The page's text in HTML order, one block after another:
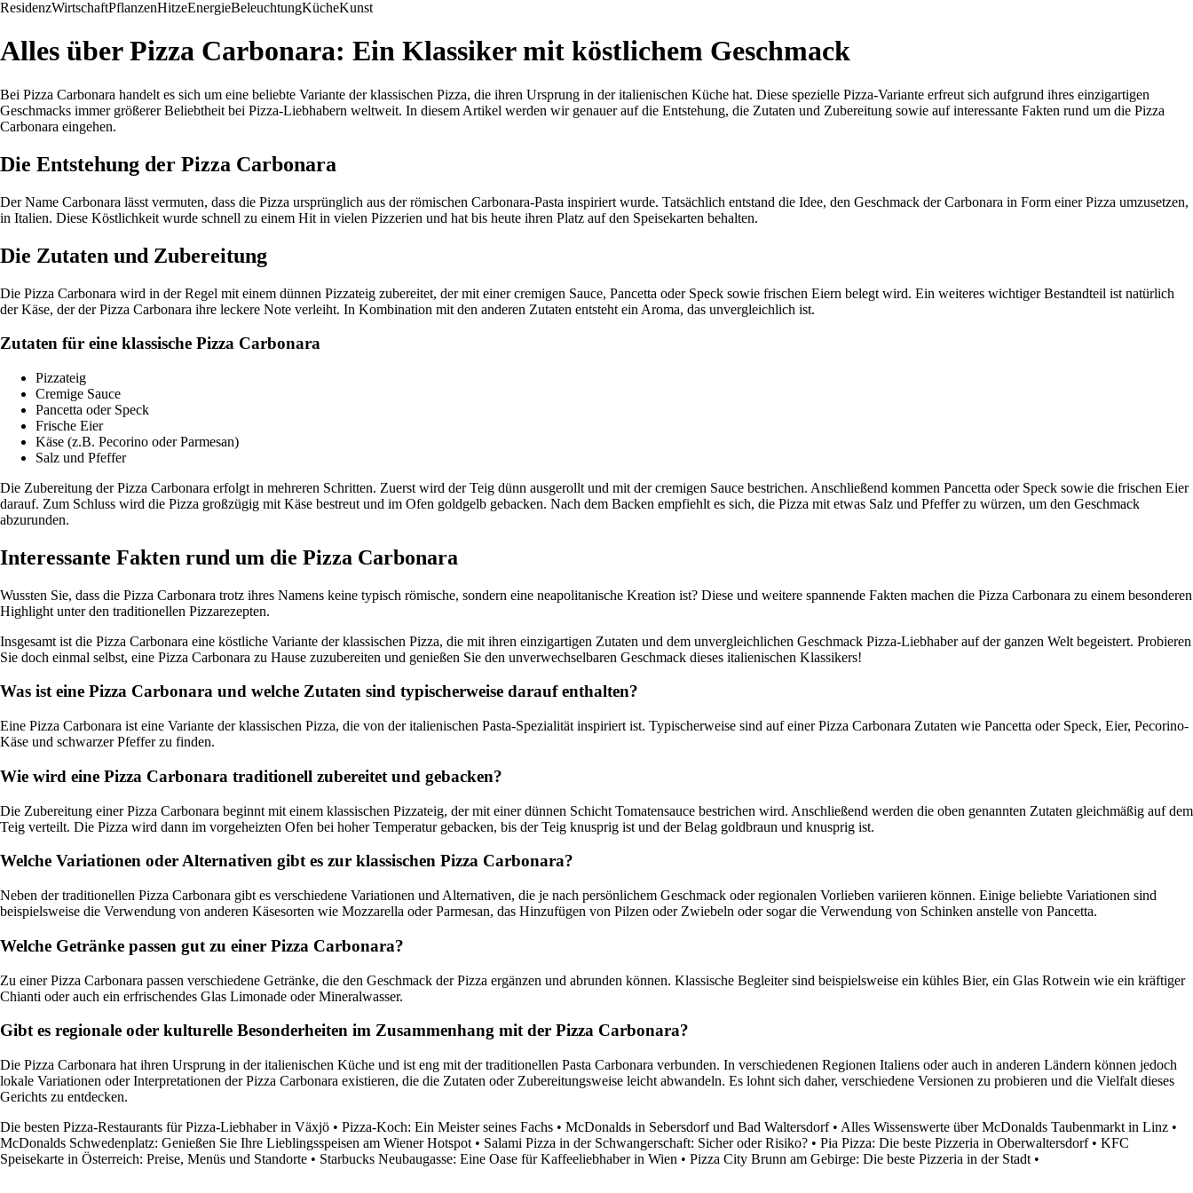
ResidenzWirtschaftPflanzenHitzeEnergieBeleuchtungKücheKunst
Alles über Pizza Carbonara: Ein Klassiker mit köstlichem Geschmack
Bei Pizza Carbonara handelt es sich um eine beliebte Variante der klassischen Pizza, die ihren Ursprung in der italienischen Küche hat. Diese spezielle Pizza-Variante erfreut sich aufgrund ihres einzigartigen
Geschmacks immer größerer Beliebtheit bei Pizza-Liebhabern weltweit. In diesem Artikel werden wir genauer auf die Entstehung, die Zutaten und Zubereitung sowie auf interessante Fakten rund um die Pizza
Carbonara eingehen.
Die Entstehung der Pizza Carbonara
Der Name Carbonara lässt vermuten, dass die Pizza ursprünglich aus der römischen Carbonara-Pasta inspiriert wurde. Tatsächlich entstand die Idee, den Geschmack der Carbonara in Form einer Pizza umzusetzen,
in Italien. Diese Köstlichkeit wurde schnell zu einem Hit in vielen Pizzerien und hat bis heute ihren Platz auf den Speisekarten behalten.
Die Zutaten und Zubereitung
Die Pizza Carbonara wird in der Regel mit einem dünnen Pizzateig zubereitet, der mit einer cremigen Sauce, Pancetta oder Speck sowie frischen Eiern belegt wird. Ein weiteres wichtiger Bestandteil ist natürlich
der Käse, der der Pizza Carbonara ihre leckere Note verleiht. In Kombination mit den anderen Zutaten entsteht ein Aroma, das unvergleichlich ist.
Zutaten für eine klassische Pizza Carbonara
Pizzateig
Cremige Sauce
Pancetta oder Speck
Frische Eier
Käse (z.B. Pecorino oder Parmesan)
Salz und Pfeffer
Die Zubereitung der Pizza Carbonara erfolgt in mehreren Schritten. Zuerst wird der Teig dünn ausgerollt und mit der cremigen Sauce bestrichen. Anschließend kommen Pancetta oder Speck sowie die frischen Eier
darauf. Zum Schluss wird die Pizza großzügig mit Käse bestreut und im Ofen goldgelb gebacken. Nach dem Backen empfiehlt es sich, die Pizza mit etwas Salz und Pfeffer zu würzen, um den Geschmack
abzurunden.
Interessante Fakten rund um die Pizza Carbonara
Wussten Sie, dass die Pizza Carbonara trotz ihres Namens keine typisch römische, sondern eine neapolitanische Kreation ist? Diese und weitere spannende Fakten machen die Pizza Carbonara zu einem besonderen
Highlight unter den traditionellen Pizzarezepten.
Insgesamt ist die Pizza Carbonara eine köstliche Variante der klassischen Pizza, die mit ihren einzigartigen Zutaten und dem unvergleichlichen Geschmack Pizza-Liebhaber auf der ganzen Welt begeistert. Probieren
Sie doch einmal selbst, eine Pizza Carbonara zu Hause zuzubereiten und genießen Sie den unverwechselbaren Geschmack dieses italienischen Klassikers!
Was ist eine Pizza Carbonara und welche Zutaten sind typischerweise darauf enthalten?
Eine Pizza Carbonara ist eine Variante der klassischen Pizza, die von der italienischen Pasta-Spezialität inspiriert ist. Typischerweise sind auf einer Pizza Carbonara Zutaten wie Pancetta oder Speck, Eier, Pecorino-
Käse und schwarzer Pfeffer zu finden.
Wie wird eine Pizza Carbonara traditionell zubereitet und gebacken?
Die Zubereitung einer Pizza Carbonara beginnt mit einem klassischen Pizzateig, der mit einer dünnen Schicht Tomatensauce bestrichen wird. Anschließend werden die oben genannten Zutaten gleichmäßig auf dem
Teig verteilt. Die Pizza wird dann im vorgeheizten Ofen bei hoher Temperatur gebacken, bis der Teig knusprig ist und der Belag goldbraun und knusprig ist.
Welche Variationen oder Alternativen gibt es zur klassischen Pizza Carbonara?
Neben der traditionellen Pizza Carbonara gibt es verschiedene Variationen und Alternativen, die je nach persönlichem Geschmack oder regionalen Vorlieben variieren können. Einige beliebte Variationen sind
beispielsweise die Verwendung von anderen Käsesorten wie Mozzarella oder Parmesan, das Hinzufügen von Pilzen oder Zwiebeln oder sogar die Verwendung von Schinken anstelle von Pancetta.
Welche Getränke passen gut zu einer Pizza Carbonara?
Zu einer Pizza Carbonara passen verschiedene Getränke, die den Geschmack der Pizza ergänzen und abrunden können. Klassische Begleiter sind beispielsweise ein kühles Bier, ein Glas Rotwein wie ein kräftiger
Chianti oder auch ein erfrischendes Glas Limonade oder Mineralwasser.
Gibt es regionale oder kulturelle Besonderheiten im Zusammenhang mit der Pizza Carbonara?
Die Pizza Carbonara hat ihren Ursprung in der italienischen Küche und ist eng mit der traditionellen Pasta Carbonara verbunden. In verschiedenen Regionen Italiens oder auch in anderen Ländern können jedoch
lokale Variationen oder Interpretationen der Pizza Carbonara existieren, die die Zutaten oder Zubereitungsweise leicht abwandeln. Es lohnt sich daher, verschiedene Versionen zu probieren und die Vielfalt dieses
Gerichts zu entdecken.
Die besten Pizza-Restaurants für Pizza-Liebhaber in Växjö • Pizza-Koch: Ein Meister seines Fachs • McDonalds in Sebersdorf und Bad Waltersdorf• Alles Wissenswerte über McDonalds Taubenmarkt in Linz •
McDonalds Schwedenplatz: Genießen Sie Ihre Lieblingsspeisen am Wiener Hotspot • Salami Pizza in der Schwangerschaft: Sicher oder Risiko? • Pia Pizza: Die beste Pizzeria in Oberwaltersdorf• KFC
Speisekarte in Österreich: Preise, Menüs und Standorte • Starbucks Neubaugasse: Eine Oase für Kaffeeliebhaber in Wien • Pizza City Brunn am Gebirge: Die beste Pizzeria in der Stadt •